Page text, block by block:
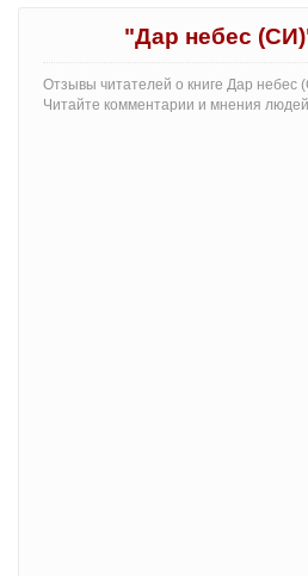
"Дар небес
Отзывы читателей о книге Дар небес
Читайте комментарии и мнения